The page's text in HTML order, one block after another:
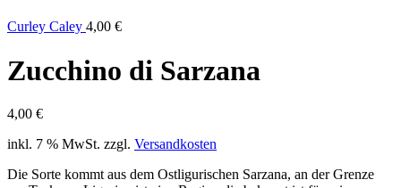
Curley Caley 4,00 €
Zucchino di Sarzana
4,00 €
inkl. 7 % MwSt. zzgl. Versandkosten
Die Sorte kommt aus dem Ostligurischen Sarzana, an der Grenze